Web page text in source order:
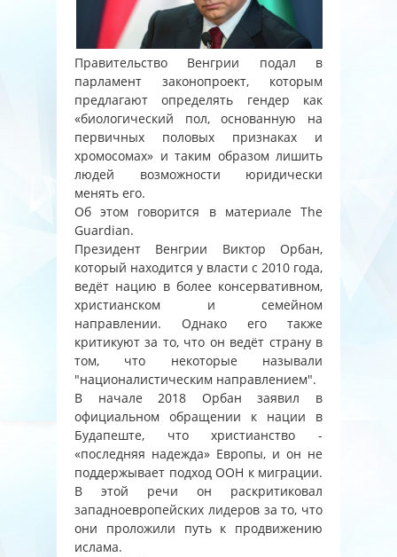
Правительство Венгрии подал в
парламент законопроект, которым
предлагают определять гендер как
«биологический пол, основанную на
первичных половых признаках и
хромосомах» и таким образом лишить
людей возможности юридически
менять его.
Об этом говорится в материале The
Guardian.
Президент Венгрии Виктор Орбан,
который находится у власти с 2010 года,
ведёт нацию в более консервативном,
христианском и семейном
направлении. Однако его также
критикуют за то, что он ведёт страну в
том, что некоторые называли
"националистическим направлением".
В начале 2018 Орбан заявил в
официальном обращении к нации в
Будапеште, что христианство -
«последняя надежда» Европы, и он не
поддержывает подход ООН к миграции.
В этой речи он раскритиковал
западноевропейских лидеров за то, что
они проложили путь к продвижению
ислама.